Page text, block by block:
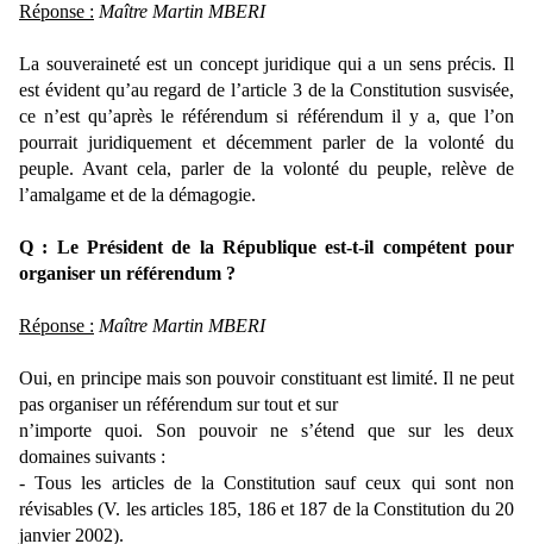
Réponse : Maître Martin MBERI
La souveraineté est un concept juridique qui a un sens précis. Il
est évident qu’au regard de l’article 3 de la Constitution susvisée,
ce n’est qu’après le référendum si référendum il y a, que l’on
pourrait juridiquement et décemment parler de la volonté du
peuple. Avant cela, parler de la volonté du peuple, relève de
l’amalgame et de la démagogie.
Q : Le Président de la République est-t-il compétent pour
organiser un référendum ?
Réponse : Maître Martin MBERI
Oui, en principe mais son pouvoir constituant est limité. Il ne peut
pas organiser un référendum sur tout et sur
n’importe quoi. Son pouvoir ne s’étend que sur les deux
domaines suivants :
- Tous les articles de la Constitution sauf ceux qui sont non
révisables (V. les articles 185, 186 et 187 de la Constitution du 20
janvier 2002).